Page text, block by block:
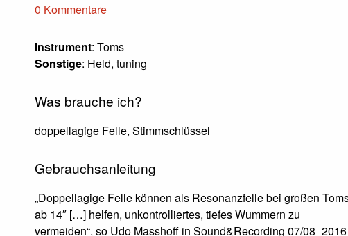
0 Kommentare
Instrument: Toms
Sonstige: Held, tuning
Was brauche ich?
doppellagige Felle, Stimmschlüssel
Gebrauchsanleitung
„Doppellagige Felle können als Resonanzfelle bei großen
ab 14″ […] helfen, unkontrolliertes, tiefes Wummern zu
vermeiden“, so Udo Masshoff in Sound&Recording 07/08_2016